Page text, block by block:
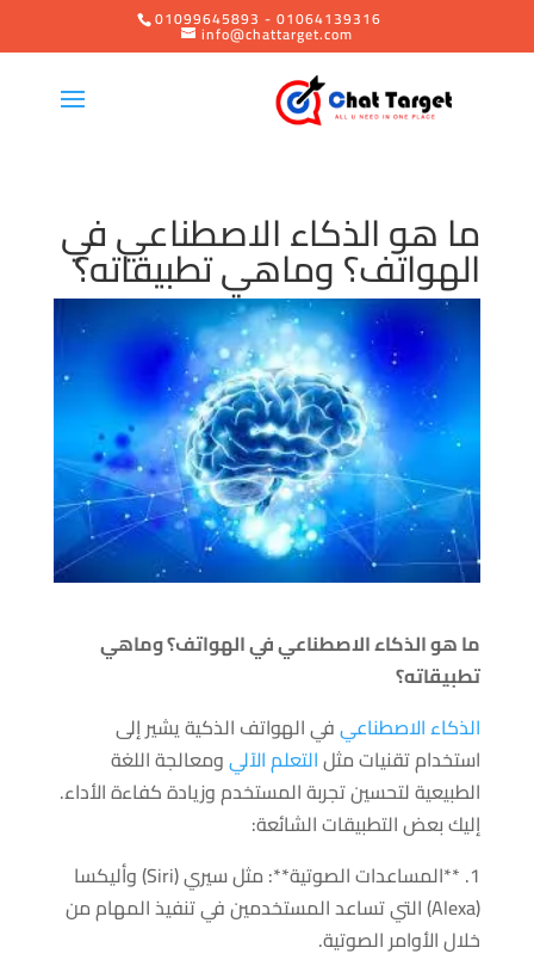
01099645893 - 01064139316
info@chattarget.com
ما هو الذكاء الاصطناعي في
الهواتف؟ وماهي تطبيقاته؟
ما هو الذكاء الاصطناعي في الهواتف؟ وماهي
تطبيقاته؟
الذكاء الاصطناعيفي الهواتف الذكية يشير إلى
استخدام تقنيات مثلالتعلم الآليومعالجة اللغة
الطبيعية لتحسين تجربة المستخدم وزيادة كفاءة الأداء.
إليك بعض التطبيقات الشائعة:
1. **المساعدات الصوتية**: مثل سيري (Siri) وأليكسا
(Alexa) التي تساعد المستخدمين في تنفيذ المهام من
خلال الأوامر الصوتية.